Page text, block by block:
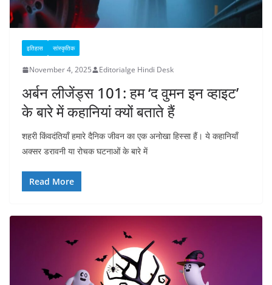
इतिहास सांस्कृतिक
November 4, 2025 Editorialge Hindi Desk
अर्बन लीजेंड्स 101: हम ‘द वुमन इन व्हाइट’
के बारे में कहानियां क्यों बताते हैं
शहरी किंवदंतियाँ हमारे दैनिक जीवन का एक अनोखा हिस्सा हैं। ये कहानियाँ
अक्सर डरावनी या रोचक घटनाओं के बारे में
Read More